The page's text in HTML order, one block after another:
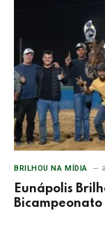
BRILHOU NA MÍDIA
Eunápolis